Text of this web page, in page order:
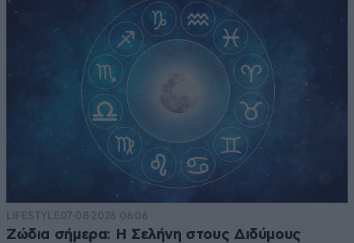
LIFESTYLE07·08·2026 06:06
Ζώδια σήμερα: Η Σελήνη στους Διδύμους